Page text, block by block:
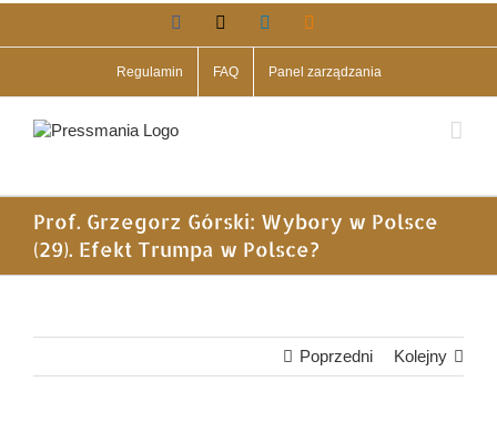
Facebook LinkedIn
Regulamin FAQ Panel zarządzania
Prof. Grzegorz Górski: Wybory w Polsce
(29). Efekt Trumpa w Polsce?
Poprzedni Kolejny